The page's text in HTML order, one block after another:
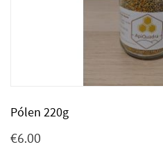
Pólen 220g
€6.00